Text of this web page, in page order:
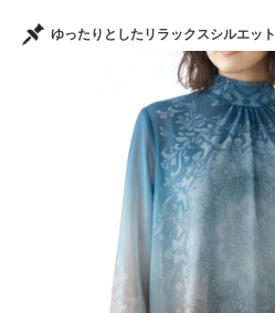
ゆったりとしたリラックスシルエット